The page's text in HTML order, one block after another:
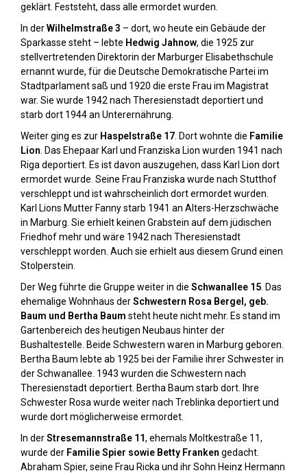
geklärt. Feststeht, dass alle ermordet wurden.
In derWilhelmstraße 3 – dort, wo heute ein Gebäude der
Sparkasse steht – lebte Hedwig Jahnow, die 1925 zur
stellvertretenden Direktorin der Marburger Elisabethschule
ernannt wurde, für die Deutsche Demokratische Partei im
Stadtparlament saß und 1920 die erste Frau im Magistrat
war. Sie wurde 1942 nach Theresienstadt deportiert und
starb dort 1944 an Unterernährung.
Weiter ging es zur Haspelstraße 17 . Dort wohnte die Familie
Lion . Das Ehepaar Karl und Franziska Lion wurden 1941 nach
Riga deportiert. Es ist davon auszugehen, dass Karl Lion dort
ermordet wurde. Seine Frau Franziska wurde nach Stutthof
verschleppt und ist wahrscheinlich dort ermordet wurden.
Karl Lions Mutter Fanny starb 1941 an Alters-Herzschwäche
in Marburg. Sie erhielt keinen Grabstein auf dem jüdischen
Friedhof mehr und wäre 1942 nach Theresienstadt
verschleppt worden. Auch sie erhielt aus diesem Grund einen
Stolperstein.
Der Weg führte die Gruppe weiter in die Schwanallee 15 . Das
ehemalige Wohnhaus derSchwestern Rosa Bergel, geb.
Baum und Bertha Baum steht heute nicht mehr. Es stand im
Gartenbereich des heutigen Neubaus hinter der
Bushaltestelle. Beide Schwestern waren in Marburg geboren.
Bertha Baum lebte ab 1925 bei der Familie ihrer Schwester in
der Schwanallee. 1943 wurden die Schwestern nach
Theresienstadt deportiert. Bertha Baum starb dort. Ihre
Schwester Rosa wurde weiter nach Treblinka deportiert und
wurde dort möglicherweise ermordet.
In derStresemannstraße 11, ehemals Moltkestraße 11,
wurde der Familie Spier sowie Betty Franken gedacht.
Abraham Spier, seine Frau Ricka und ihr Sohn Heinz Hermann